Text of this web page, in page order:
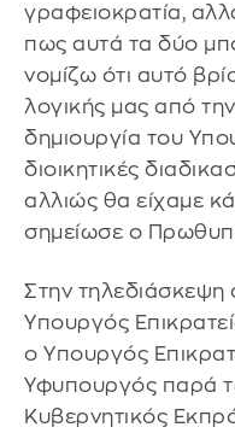
γραφειοκρατία,
πως αυτά τα δύο
νομίζω ότι αυτό
λογικής μας από
δημιουργία του
διοικητικές
αλλιώς θα είχαμε
σημείωσε ο
Στην τηλεδιάσκεψη
Υπουργός
ο Υπουργός
Υφυπουργός παρά
Κυβερνητικός